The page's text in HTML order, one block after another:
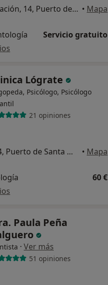
Avenida de la Diputación, 14, Puerto de Santa Maria, El • Mapa
Servicio gratuito
Lógrate
Psicólogo, Psicólogo
21 opiniones
Calle de la Tórtola, 4, Puerto de Santa Maria, El • Mapa
60 €
Paula Peña
· Ver más
51 opiniones